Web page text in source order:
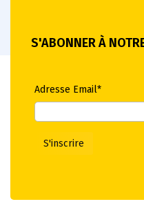
S'ABONNER À
Adresse Email*